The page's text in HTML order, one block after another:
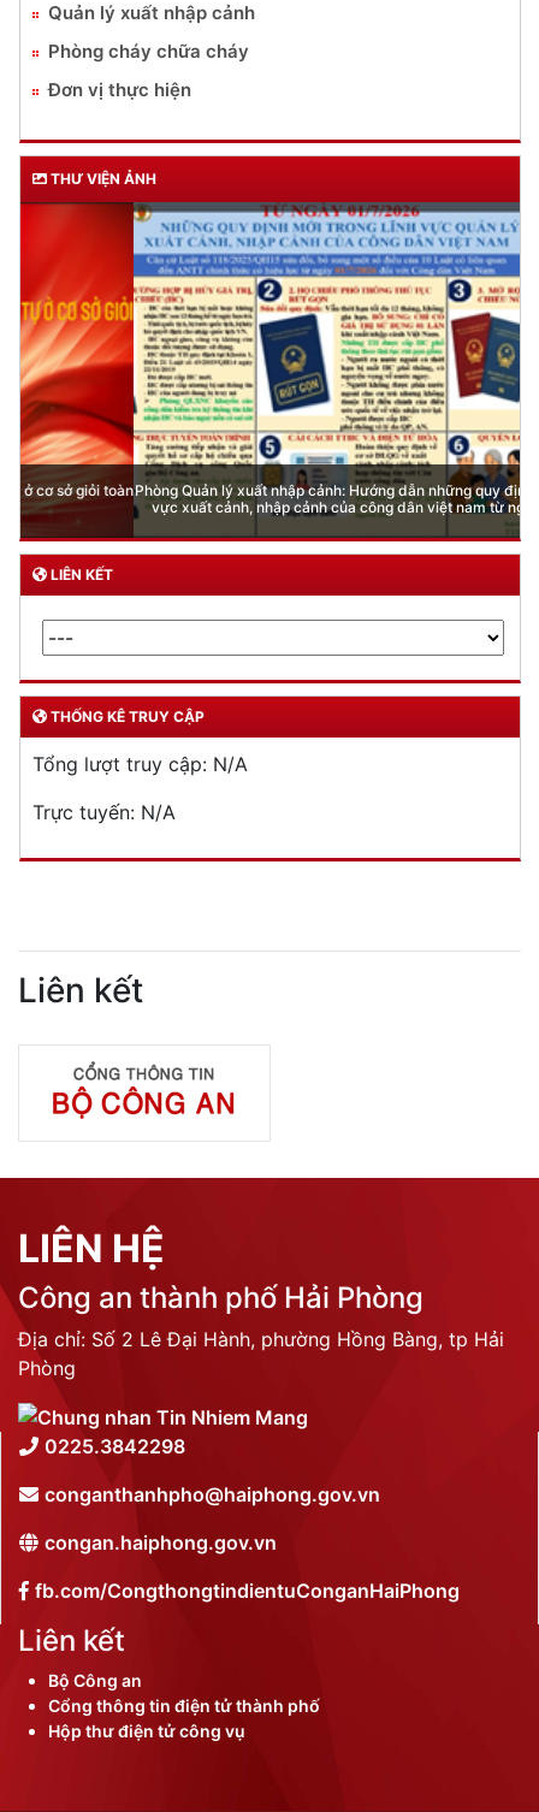
Quản lý xuất nhập cảnh
Phòng cháy chữa cháy
Đơn vị thực hiện
THƯ VIỆN ẢNH
Phòng Quản lý xuất nhập cảnh: Hướng dẫn những quy định mới trong lĩnh
vực xuất cảnh, nhập cảnh của công dân việt nam từ ngày 01/7/2026
LIÊN KẾT
THỐNG KÊ TRUY CẬP
Tổng lượt truy cập: N/A
Trực tuyến: N/A
Liên kết
LIÊN HỆ
Công an thành phố Hải Phòng
Địa chỉ: Số 2 Lê Đại Hành, phường Hồng Bàng, tp Hải
Phòng
0225.3842298
conganthanhpho@haiphong.gov.vn
congan.haiphong.gov.vn
fb.com/CongthongtindientuConganHaiPhong
Liên kết
Bộ Công an
Cổng thông tin điện tử thành phố
Hộp thư điện tử công vụ